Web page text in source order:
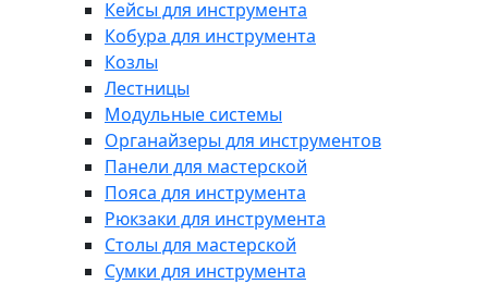
Кейсы для инструмента
Кобура для инструмента
Козлы
Лестницы
Модульные системы
Органайзеры для инструментов
Панели для мастерской
Пояса для инструмента
Рюкзаки для инструмента
Столы для мастерской
Сумки для инструмента